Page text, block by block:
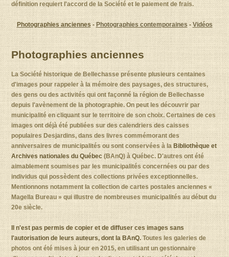
définition requiert l'accord de la Société et le paiement de frais.
Photographies anciennes-Photographies contemporaines- Vidéos
Photographies anciennes
La Société historique de Bellechasse présente plusieurs centaines
d'images pour rappeler à la mémoire des paysages, des structures,
des gens ou des activités qui ont façonné la région de Bellechasse
depuis l'avènement de la photographie. On peut les découvrir par
municipalité en cliquant sur le territoire de son choix. Certaines de ces
images ont déjà été publiées sur des calendriers des caisses
populaires Desjardins, dans des livres commémorant des
anniversaires de municipalités ou sont conservées à la Bibliothèque et
Archives nationales du Québec (BAnQ) à Québec. D'autres ont été
aimablement soumises par les municipalités concernées ou par des
individus qui possèdent des collections privées exceptionnelles.
Mentionnons notamment la collection de cartes postales anciennes «
Magella Bureau » qui illustre de nombreuses municipalités au début du
20e siècle.
Il n'est pas permis de copier et de diffuser ces images sans
l'autorisation de leurs auteurs, dont la BAnQ.Toutes les galeries de
photos ont été mises à jour en 2015, en utilisant un gestionnaire